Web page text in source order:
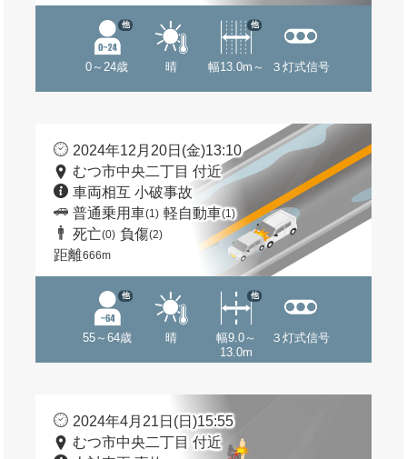
0～24歳
他
晴 幅13.0m～
他
３灯式信号
2024年12月20日(金)13:10
むつ市中央二丁目 付近
車両相互 小破事故
普通乗用車(1) 軽自動車(1)
死亡(0) 負傷(2)
距離666m
55～64歳
他
晴
幅9.0～
13.0m
他
３灯式信号
2024年4月21日(日)15:55
むつ市中央二丁目 付近